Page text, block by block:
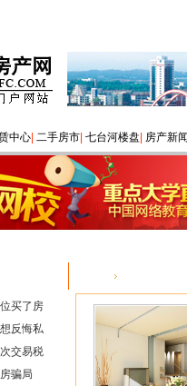
中心| 二手房市| 七台河楼盘 房产新
买了房
反悔私
交易税
骗局